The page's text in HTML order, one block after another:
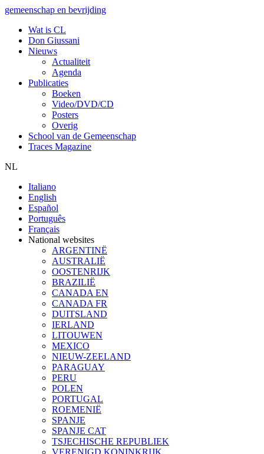
gemeenschap en bevrijding
Wat is CL
Don Giussani
Nieuws
Actualiteit
Agenda
Publicaties
Boeken
Video/DVD/CD
Posters
Overig
School van de Gemeenschap
Traces Magazine
NL
Italiano
English
Español
Português
Français
National websites
ARGENTINË
AUSTRALIË
OOSTENRIJK
BRAZILIË
CANADA EN
CANADA FR
DUITSLAND
IERLAND
LITOUWEN
MEXICO
NIEUW-ZEELAND
PARAGUAY
PERU
POLEN
PORTUGAL
ROEMENIË
SPANJE
SPANJE CAT
TSJECHISCHE REPUBLIEK
VERENIGD KONINKRIJK